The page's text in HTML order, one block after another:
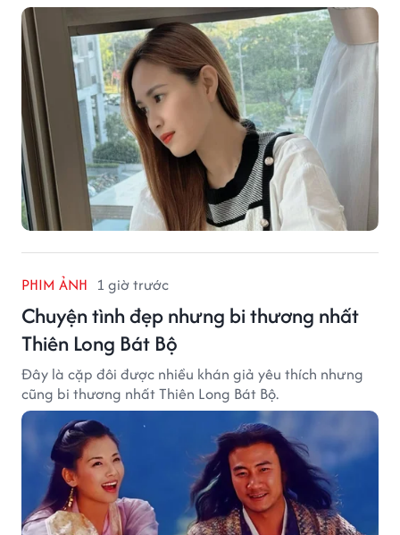
PHIM ẢNH 1 giờ trước
Chuyện tình đẹp nhưng bi thương nhất
Thiên Long Bát Bộ
Đây là cặp đôi được nhiều khán giả yêu thích nhưng
cũng bi thương nhất Thiên Long Bát Bộ.